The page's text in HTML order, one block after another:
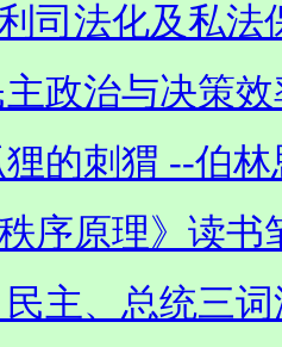
司法化及私法
政治与决策效
的刺猬 --伯
序原理》读书
主、总统三